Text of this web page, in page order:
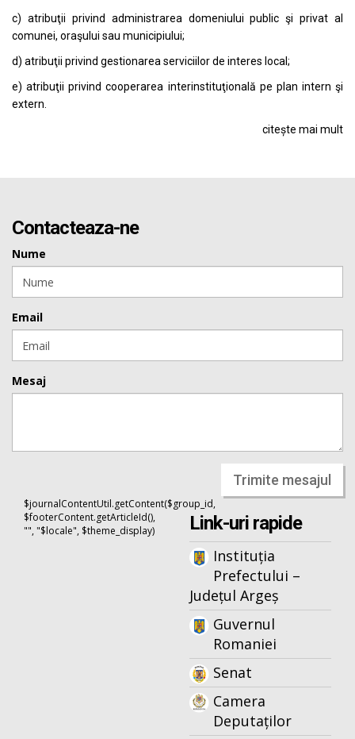
c) atribuţii privind administrarea domeniului public şi privat al
comunei, oraşului sau municipiului;
d) atribuţii privind gestionarea serviciilor de interes local;
e) atribuţii privind cooperarea interinstituţională pe plan intern şi
extern.
citește mai mult
Contacteaza-ne
Nume
Email
Mesaj
Trimite mesajul
$journalContentUtil.getContent($group_id,
$footerContent.getArticleId(),
"", "$locale", $theme_display)
Link-uri rapide
Instituția
Prefectului –
Județul Argeș
Guvernul
Romaniei
Senat
Camera
Deputaților